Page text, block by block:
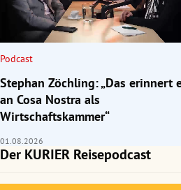
Untermenü
Untermenü
Untermenü
Untermenü
Untermenü
Podcast
Stephan Zöchling: „Das erinnert
an Cosa Nostra als
Wirtschaftskammer“
01.08.2026
Der KURIER Reisepodcast